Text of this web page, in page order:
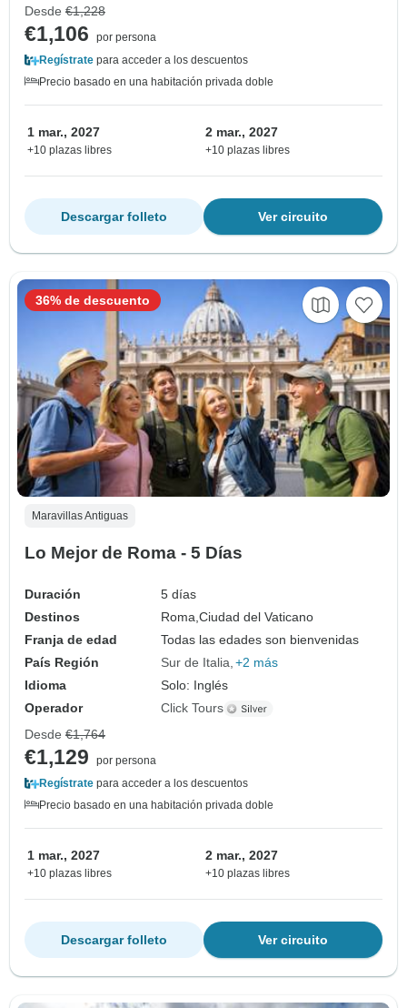
Desde €1,228
€1,106
por persona
Regístrate para acceder a los descuentos
Precio basado en una habitación privada doble
1 mar., 2027
+10 plazas libres
2 mar., 2027
+10 plazas libres
Ver circuito
Descargar folleto
Maravillas Antiguas
Lo Mejor de Roma - 5 Días
Duración
5 días
Destinos
Roma,Ciudad del Vaticano
Franja de edad
Todas las edades son bienvenidas
País Región
Sur de Italia +2 más
Idioma
Solo: Inglés
Operador
Click Tours
36% de descuento
Desde €1,764
€1,129
por persona
Regístrate para acceder a los descuentos
Precio basado en una habitación privada doble
1 mar., 2027
+10 plazas libres
2 mar., 2027
+10 plazas libres
Ver circuito
Descargar folleto